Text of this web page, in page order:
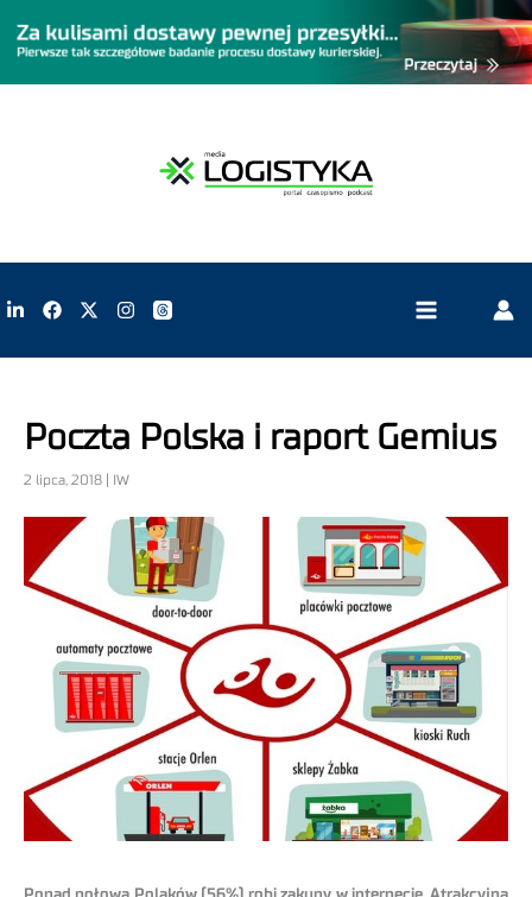
Poczta Polska i raport Gemius
2 lipca, 2018 | IW